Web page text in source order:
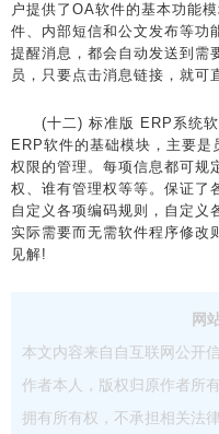
户提供了OA软件的基本功能
件、内部短信和公文发布等功
提醒消息，都会自动发送到需
员，只要点击消息链接，就可
(十二) 标准版 ERP系统软
ERP软件的基础模块，主要
权限的管理。每项信息都可规
权、谁有管理权等等。保证了
自定义各项编码规则，自定义
实际需要而无需软件程序修改
见解!
网
本文内容来自自互联网公开
作者本人，版权归原作者所
拥有所有权，不承担相关法